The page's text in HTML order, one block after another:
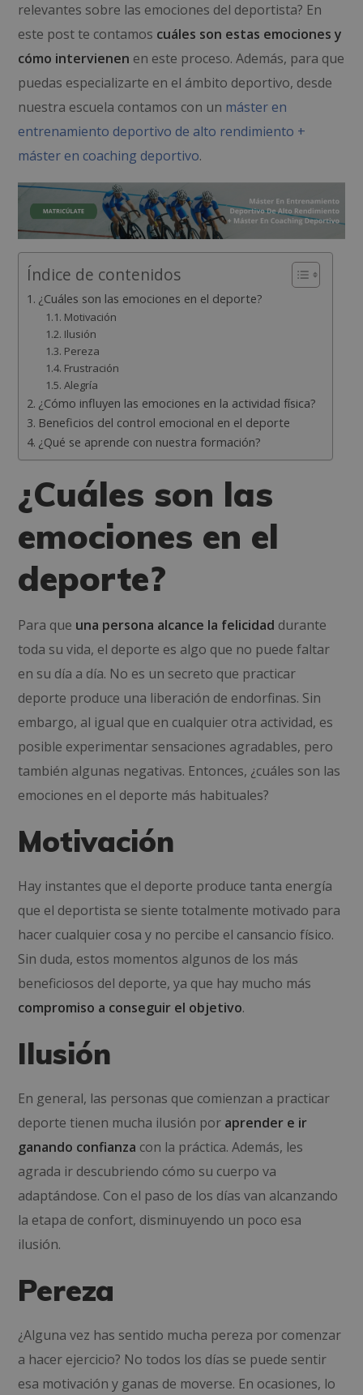
relevantes sobre las emociones del deportista? En
este post te contamos cuáles son estas emociones y
cómo intervienen en este proceso. Además, para que
puedas especializarte en el ámbito deportivo, desde
nuestra escuela contamos con un máster en
entrenamiento deportivo de alto rendimiento +
máster en coaching deportivo.
Índice de contenidos
¿Cuáles son las emociones en el deporte?
Motivación
Ilusión
Pereza
Frustración
Alegría
¿Cómo influyen las emociones en la actividad física?
Beneficios del control emocional en el deporte
¿Qué se aprende con nuestra formación?
¿Cuáles son las
emociones en el
deporte?
Para que una persona alcance la felicidad durante
toda su vida, el deporte es algo que no puede faltar
en su día a día. No es un secreto que practicar
deporte produce una liberación de endorfinas. Sin
embargo, al igual que en cualquier otra actividad, es
posible experimentar sensaciones agradables, pero
también algunas negativas. Entonces, ¿cuáles son las
emociones en el deporte más habituales?
Motivación
Hay instantes que el deporte produce tanta energía
que el deportista se siente totalmente motivado para
hacer cualquier cosa y no percibe el cansancio físico.
Sin duda, estos momentos algunos de los más
beneficiosos del deporte, ya que hay mucho más
compromiso a conseguir el objetivo.
Ilusión
En general, las personas que comienzan a practicar
deporte tienen mucha ilusión por aprender e ir
ganando confianza con la práctica. Además, les
agrada ir descubriendo cómo su cuerpo va
adaptándose. Con el paso de los días van alcanzando
la etapa de confort, disminuyendo un poco esa
ilusión.
Pereza
¿Alguna vez has sentido mucha pereza por comenzar
a hacer ejercicio? No todos los días se puede sentir
esa motivación y ganas de moverse. En ocasiones, lo